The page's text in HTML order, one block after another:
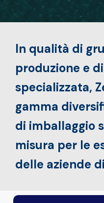
In qualità di
produzione e
specializzata,
gamma
di imballaggio
misura per le
delle aziende